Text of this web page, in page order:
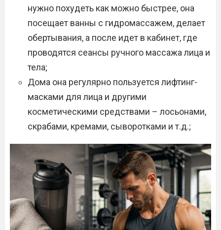
нужно похудеть как можно быстрее, она
посещает ванны с гидромассажем, делает
обертывания, а после идет в кабинет, где
проводятся сеансы ручного массажа лица и
тела;
Дома она регулярно пользуется лифтинг-
масками для лица и другими
косметическими средствами – лосьонами,
скрабами, кремами, сыворотками и т.д.;